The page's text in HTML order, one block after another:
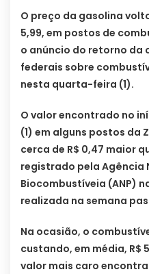
O preço da gasolina
5,99, em postos de
o anúncio do retorno da
federais sobre
nesta quarta-feira (1).
O valor encontrado no
(1) em alguns postos da
cerca de R$ 0,47 maior
registrado pela Agência
Biocombustíveia (ANP)
realizada na semana
Na ocasião, o
custando, em média, R$
valor mais caro